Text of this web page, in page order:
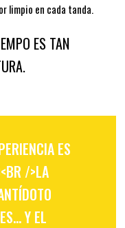
limpio en cada tanda.
ES TAN
ES
/>LA
Y EL